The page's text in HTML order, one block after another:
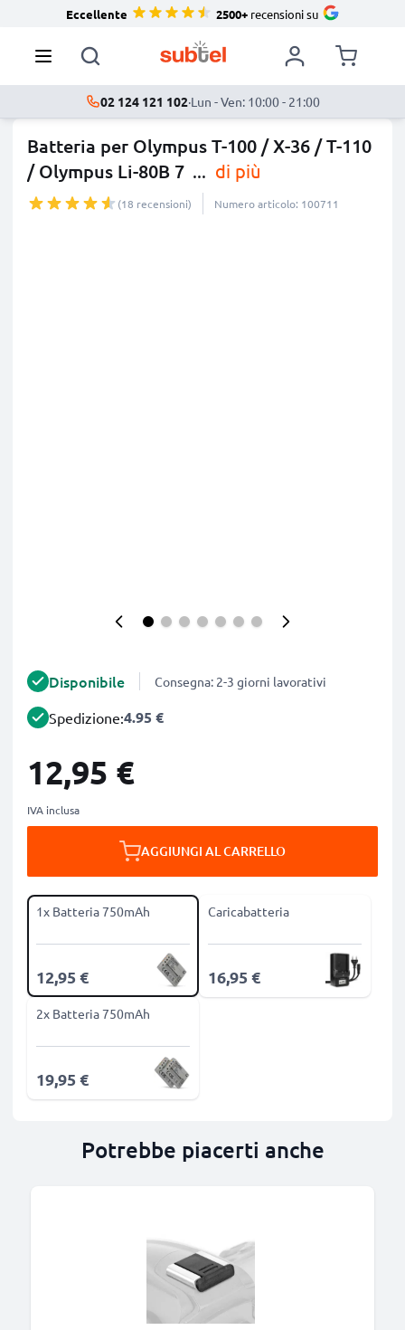
Eccellente 2500+recensioni su
02 124 121 102·Lun - Ven: 10:00 - 21:00
Batteria per Olympus T-100 / X-36 / T-110
/ Olympus Li-80B 7 ... di più
(18 recensioni) Numero articolo: 100711
Disponibile Consegna: 2-3 giorni lavorativi
Spedizione:4.95 €
12,95 €
IVA inclusa
AGGIUNGI AL CARRELLO
1x Batteria 750mAh
12,95 €
Caricabatteria
16,95 €
2x Batteria 750mAh
19,95 €
Potrebbe piacerti anche